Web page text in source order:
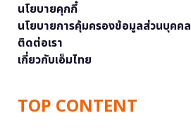
นโยบายคุกกี้
นโยบายการคุ้มครองข้อมูลส่วนบุคคล
ติดต่อเรา
เกี่ยวกับเอ็มไทย
TOP CONTENT